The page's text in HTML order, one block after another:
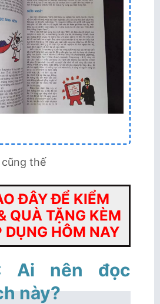
thế
ĐÂY ĐỂ KIỂM
QUÀ TẶNG KÈM
HÔM NAY
Ai nên đọc
này?